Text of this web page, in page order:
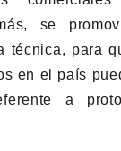
se
técnica, para
en el país
a